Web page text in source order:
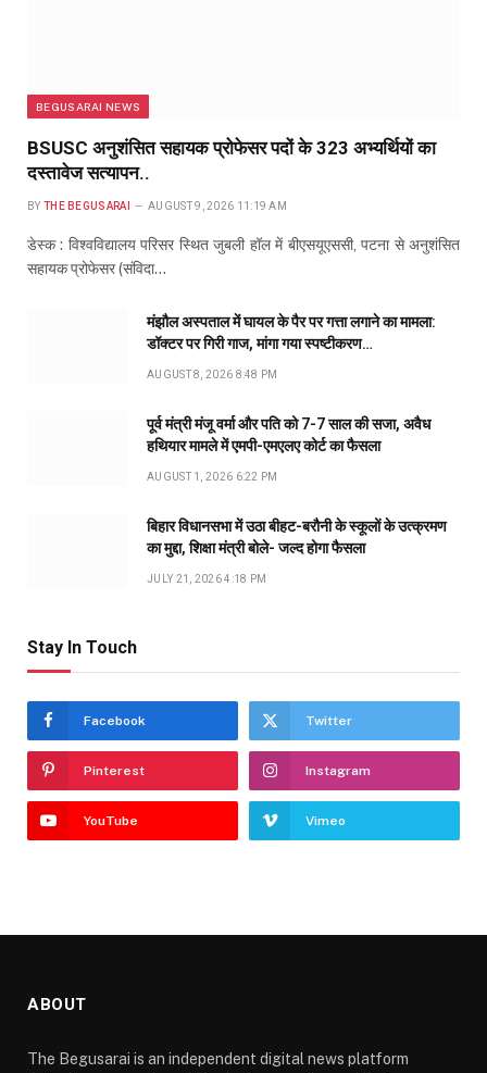
BEGUSARAI NEWS
BSUSC अनुशंसित सहायक प्रोफेसर पदों के 323 अभ्यर्थियों का
दस्तावेज सत्यापन..
BY THE BEGUSARAI AUGUST 9, 2026 11:19 AM
डेस्क : विश्वविद्यालय परिसर स्थित जुबली हॉल में बीएसयूएससी, पटना से अनुशंसित
सहायक प्रोफेसर (संविदा…
मंझौल अस्पताल में घायल के पैर पर गत्ता लगाने का मामला:
डॉक्टर पर गिरी गाज, मांगा गया स्पष्टीकरण…
AUGUST 8, 2026 8:48 PM
पूर्व मंत्री मंजू वर्मा और पति को 7-7 साल की सजा, अवैध
हथियार मामले में एमपी-एमएलए कोर्ट का फैसला
AUGUST 1, 2026 6:22 PM
बिहार विधानसभा में उठा बीहट-बरौनी के स्कूलों के उत्क्रमण
का मुद्दा, शिक्षा मंत्री बोले- जल्द होगा फैसला
JULY 21, 2026 4:18 PM
Stay In Touch
Facebook Twitter
Pinterest Instagram
YouTube Vimeo
ABOUT
The Begusarai is an independent digital news platform